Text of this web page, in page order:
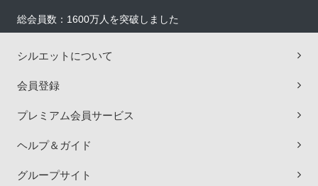
総会員数：1600万人を突破しました
シルエットについて
会員登録
プレミアム会員サービス
ヘルプ＆ガイド
グループサイト